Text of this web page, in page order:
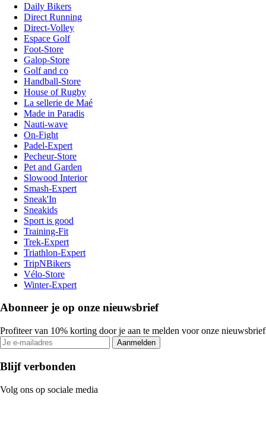
Daily Bikers
Direct Running
Direct-Volley
Espace Golf
Foot-Store
Galop-Store
Golf and co
Handball-Store
House of Rugby
La sellerie de Maé
Made in Paradis
Nauti-wave
On-Fight
Padel-Expert
Pecheur-Store
Pet and Garden
Slowood Interior
Smash-Expert
Sneak'In
Sneakids
Sport is good
Training-Fit
Trek-Expert
Triathlon-Expert
TripNBikers
Vélo-Store
Winter-Expert
Abonneer je op onze nieuwsbrief
Profiteer van 10% korting door je aan te melden voor onze nieuwsbrief
Aanmelden
Blijf verbonden
Volg ons op sociale media